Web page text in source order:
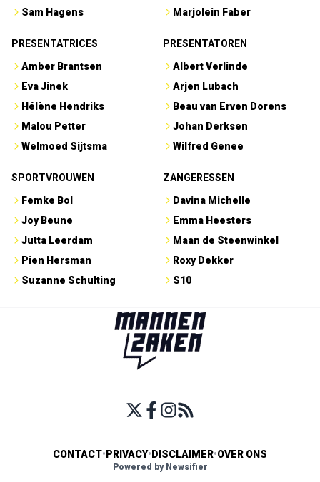
Sam Hagens
Marjolein Faber
PRESENTATRICES
Amber Brantsen
Eva Jinek
Hélène Hendriks
Malou Petter
Welmoed Sijtsma
PRESENTATOREN
Albert Verlinde
Arjen Lubach
Beau van Erven Dorens
Johan Derksen
Wilfred Genee
SPORTVROUWEN
Femke Bol
Joy Beune
Jutta Leerdam
Pien Hersman
Suzanne Schulting
ZANGERESSEN
Davina Michelle
Emma Heesters
Maan de Steenwinkel
Roxy Dekker
S10
CONTACT• PRIVACY• DISCLAIMER•OVER ONS
Powered by Newsifier